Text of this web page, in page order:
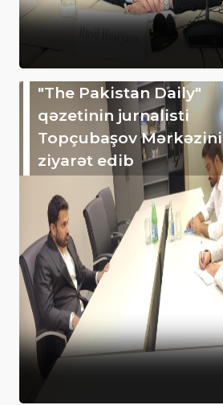
"The Pakistan Daily"
qəzetinin jurnalisti
Topçubaşov Mərkəzini
ziyarət edib